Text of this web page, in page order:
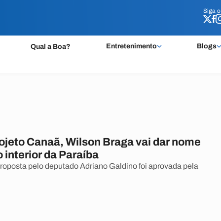
Siga o
Qual a Boa? Entretenimento Blogs
Siga o
Canaã, Wilson Braga vai dar nome
interior da Paraíba
pelo deputado Adriano Galdino foi aprovada pela